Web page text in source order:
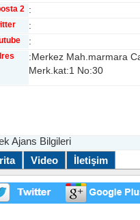
2 :
:
:
:Merkez Mah.marmara
Merk.kat:1 No:30
Ajans Bilgileri
Video İletişim